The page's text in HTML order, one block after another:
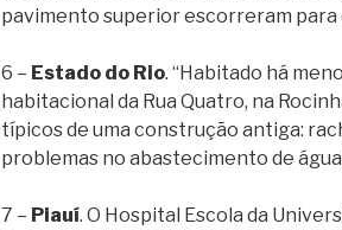
pavimento superior escorreram para
6 – Estado do Rio. “Habitado há
habitacional da Rua Quatro, na
típicos de uma construção antiga:
problemas no abastecimento de
7 – Piauí. O Hospital Escola da